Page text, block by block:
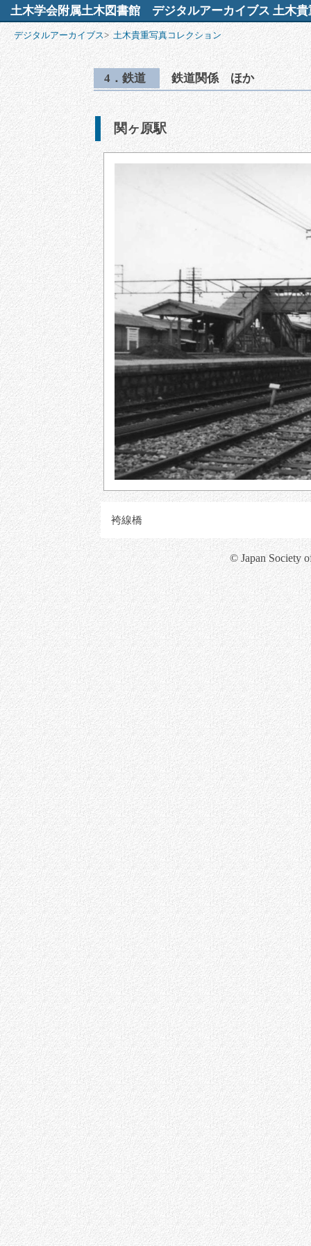
土木学会附属土木図書館 デジタルアーカイブス 土木貴
デジタルアーカイブス> 土木貴重写真コレクション
4．鉄道 鉄道関係 ほか
関ヶ原駅
袴線橋
© Japan Society